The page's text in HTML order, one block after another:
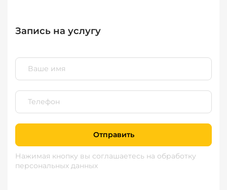
Запись на услугу
Отправить
Нажимая кнопку вы соглашаетесь на обработку
персональных данных